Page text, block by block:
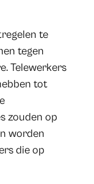
te
tegen
Telewerkers
tot
zouden op
worden
die op